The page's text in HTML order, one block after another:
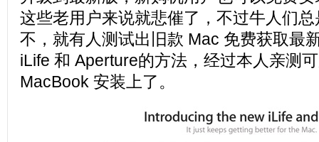
这些老用户来说就悲催了，不过牛人们
不，就有人测试出旧款 Mac 免费获取最
iLife 和 Aperture的方法，经过本人亲测
MacBook 安装上了。